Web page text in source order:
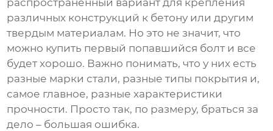
различных конструкций к бетону или другим
твердым материалам. Но это не значит, что
можно купить первый попавшийся болт и все
будет хорошо. Важно понимать, что у них есть
разные марки стали, разные типы покрытия и,
самое главное, разные характеристики
прочности. Просто так, по размеру, браться за
дело – большая ошибка.